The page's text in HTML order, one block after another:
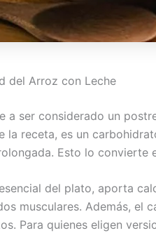
del Arroz con Leche
a ser considerado un
la receta, es un
Esto lo
del plato, aporta
musculares. Además,
Para quienes eligen